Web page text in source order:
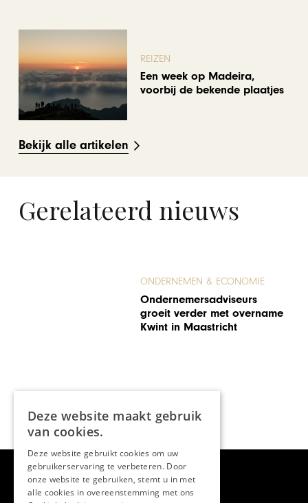
REIZEN
Een week op Madeira,
voorbij de bekende plaatjes
Bekijk alle artikelen
Gerelateerd nieuws
ONDERNEMEN & ECONOMIE
Ondernemersadviseurs
groeit verder met overname
Kwint in Maastricht
Deze website maakt gebruik
van cookies.
Deze website gebruikt cookies om uw
gebruikerservaring te verbeteren. Door
onze website te gebruiken, stemt u in met
alle cookies in overeenstemming met ons